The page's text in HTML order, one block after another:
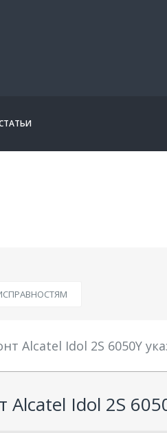
Alcatel Idol 2S 6050Y
Idol 2S